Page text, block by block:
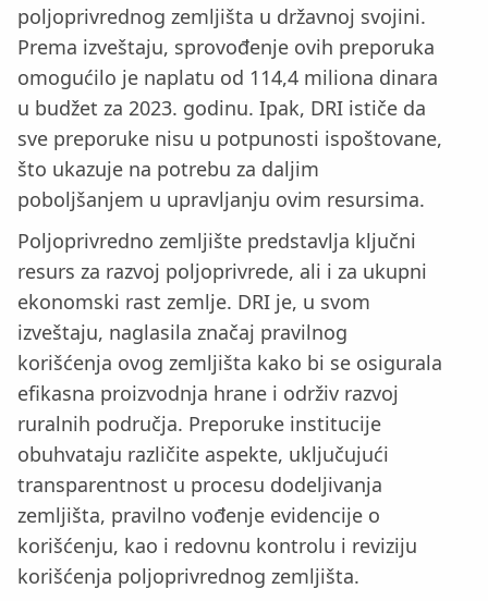
poljoprivrednog zemljišta u državnoj svojini.
Prema izveštaju, sprovođenje ovih preporuka
omogućilo je naplatu od 114,4 miliona dinara
u budžet za 2023. godinu. Ipak, DRI ističe da
sve preporuke nisu u potpunosti ispoštovane,
što ukazuje na potrebu za daljim
poboljšanjem u upravljanju ovim resursima.
Poljoprivredno zemljište predstavlja ključni
resurs za razvoj poljoprivrede, ali i za ukupni
ekonomski rast zemlje. DRI je, u svom
izveštaju, naglasila značaj pravilnog
korišćenja ovog zemljišta kako bi se osigurala
efikasna proizvodnja hrane i održiv razvoj
ruralnih područja. Preporuke institucije
obuhvataju različite aspekte, uključujući
transparentnost u procesu dodeljivanja
zemljišta, pravilno vođenje evidencije o
korišćenju, kao i redovnu kontrolu i reviziju
korišćenja poljoprivrednog zemljišta.